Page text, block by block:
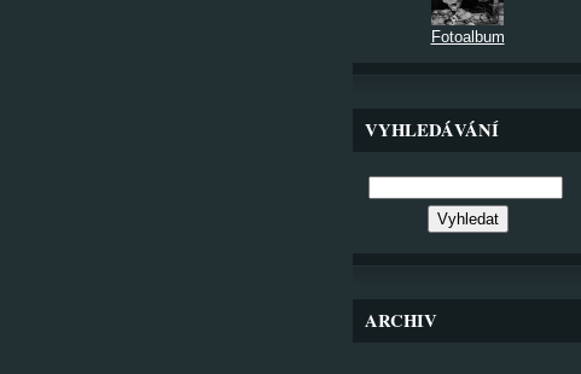
Fotoalbum
VYHLEDÁVÁNÍ
ARCHIV